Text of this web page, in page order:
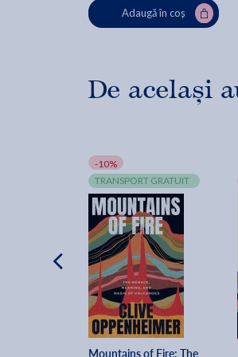
Adaugă în coș
De același
-10%
TRANSPORT GRATUIT
Mountains of Fire: The